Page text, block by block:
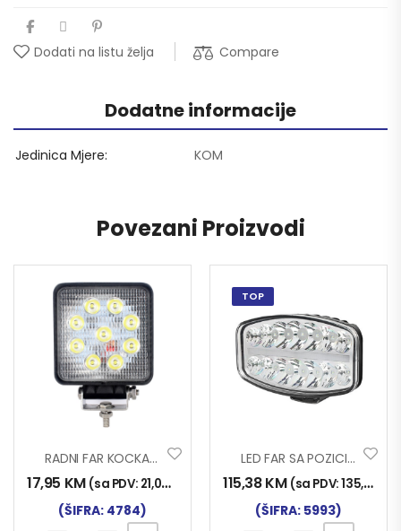
Dodati na listu želja Compare
Dodatne informacije
Jedinica Mjere KOM
Povezani Proizvodi
RADNI FAR KOCKA 9LED 27W DS INWELLS
17,95 KM (sa PDV: 21,00
(ŠIFRA: 4784)
TOP
LED FAR SA POZICIJOM OVALNI 80W 12-24V SLIM
115,38KM (sa PDV:135,00
(ŠIFRA: 5993)